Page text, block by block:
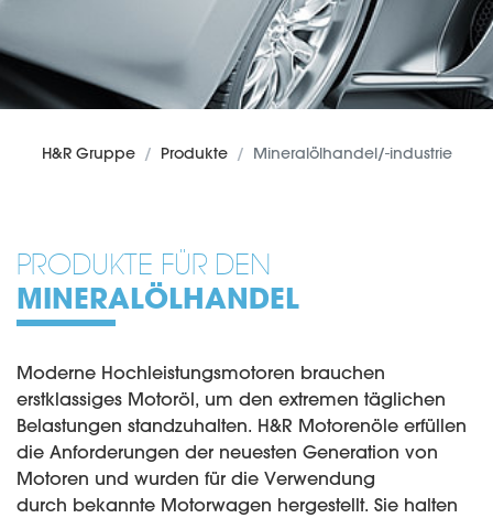
H&R Gruppe Produkte Mineralölhandel/-industrie
PRODUKTE FÜR DEN
MINERALÖLHANDEL
Moderne Hochleistungsmotoren brauchen
erstklassiges Motoröl, um den extremen täglichen
Belastungen standzuhalten. H&R Motorenöle erfüllen
die Anforderungen der neuesten Generation von
Motoren und wurden für die Verwendung
durch bekannte Motorwagen hergestellt. Sie halten